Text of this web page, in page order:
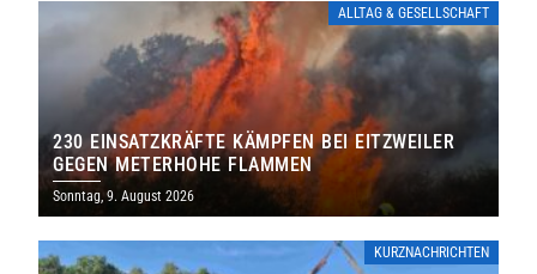
ALLTAG & GESELLSCHAFT
230 EINSATZKRÄFTE KÄMPFEN BEI EITZWEILER
GEGEN METERHOHE FLAMMEN
Sonntag, 9. August 2026
KURZNACHRICHTEN